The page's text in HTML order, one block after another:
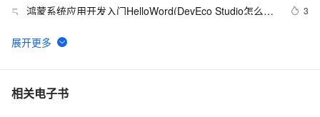
5 鸿蒙系统应用开发入门HelloWord(DevEco Studio怎么启
3
6
微信纯血鸿蒙版正式发布，295天走完微信14年技术之
7 【鸿蒙软件开发】ArkTS基础组件之Gauge(环形图表)、
相关电子书